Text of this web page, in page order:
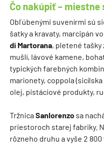
Čo nakúpiť – miestne
Obľúbenými suvenírmi sú
šatky a kravaty, marcipán
di Martorana, pletené tašky
mušlí, lávové kamene,
typických farebných
marionety, coppola
olej, pistáciové produkty,
Tržnica Sanlorenzo sa
priestoroch starej fabriky.
rôzneho druhu a vyše 2